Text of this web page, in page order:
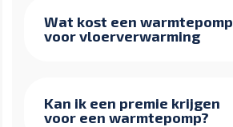
Wat kost een warmtepomp
voor vloerverwarming
Kan ik een premie krijgen
voor een warmtepomp?